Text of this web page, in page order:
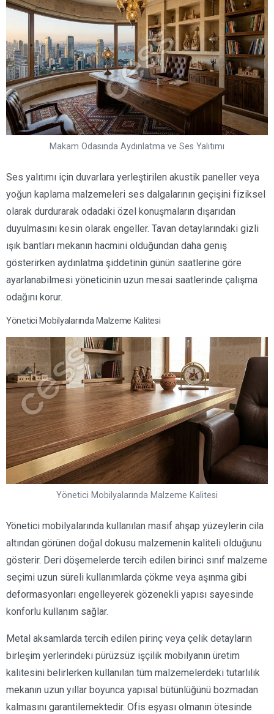
Makam Odasında Aydınlatma ve Ses Yalıtımı
Ses yalıtımı için duvarlara yerleştirilen akustik paneller veya
yoğun kaplama malzemeleri ses dalgalarının geçişini fiziksel
olarak durdurarak odadaki özel konuşmaların dışarıdan
duyulmasını kesin olarak engeller. Tavan detaylarındaki gizli
ışık bantları mekanın hacmini olduğundan daha geniş
gösterirken aydınlatma şiddetinin günün saatlerine göre
ayarlanabilmesi yöneticinin uzun mesai saatlerinde çalışma
odağını korur.
Yönetici Mobilyalarında Malzeme Kalitesi
Yönetici Mobilyalarında Malzeme Kalitesi
Yönetici mobilyalarında kullanılan masif ahşap yüzeylerin cila
altından görünen doğal dokusu malzemenin kaliteli olduğunu
gösterir. Deri döşemelerde tercih edilen birinci sınıf malzeme
seçimi uzun süreli kullanımlarda çökme veya aşınma gibi
deformasyonları engelleyerek gözenekli yapısı sayesinde
konforlu kullanım sağlar.
Metal aksamlarda tercih edilen pirinç veya çelik detayların
birleşim yerlerindeki pürüzsüz işçilik mobilyanın üretim
kalitesini belirlerken kullanılan tüm malzemelerdeki tutarlılık
mekanın uzun yıllar boyunca yapısal bütünlüğünü bozmadan
kalmasını garantilemektedir. Ofis eşyası olmanın ötesinde